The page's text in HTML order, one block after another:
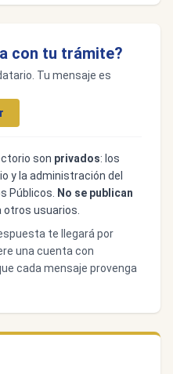
con tu trámite?
Tu mensaje es
son privados: los
y la administración del
Públicos.
No se publican
otros usuarios.
te llegará por
una cuenta con
cada mensaje provenga